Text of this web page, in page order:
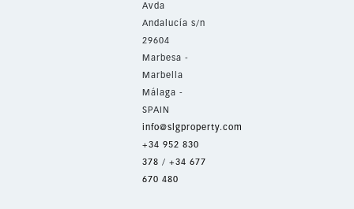
Avda
Andalucía s/n
29604
Marbesa -
Marbella
Málaga -
SPAIN
info@slgproperty.com
+34 952 830
378 / +34 677
670 480